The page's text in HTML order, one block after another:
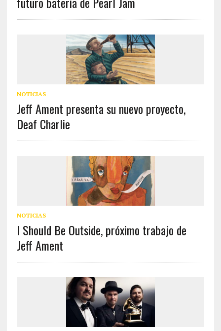
NOTICIAS
Jeff Ament presenta su nuevo proyecto,
Deaf Charlie
NOTICIAS
I Should Be Outside, próximo trabajo de
Jeff Ament